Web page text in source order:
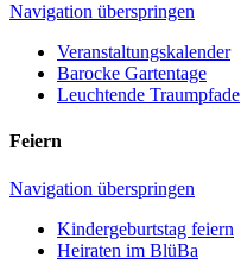
Navigation überspringen
Veranstaltungskalender
Barocke Gartentage
Leuchtende Traumpfade
Feiern
Navigation überspringen
Kindergeburtstag feiern
Heiraten im BlüBa